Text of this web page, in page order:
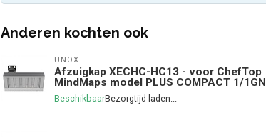
Anderen kochten ook
UNOX
Afzuigkap XECHC-HC13 - voor ChefTop
MindMaps model PLUS COMPACT 1/1GN
Beschikbaar